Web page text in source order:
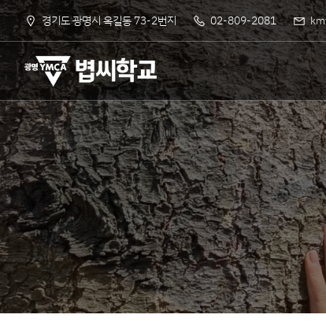
경기도 광명시 옥길동 73-2번지 02-809-2081